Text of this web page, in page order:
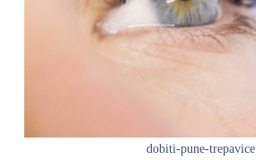
dobiti-pune-trepavice